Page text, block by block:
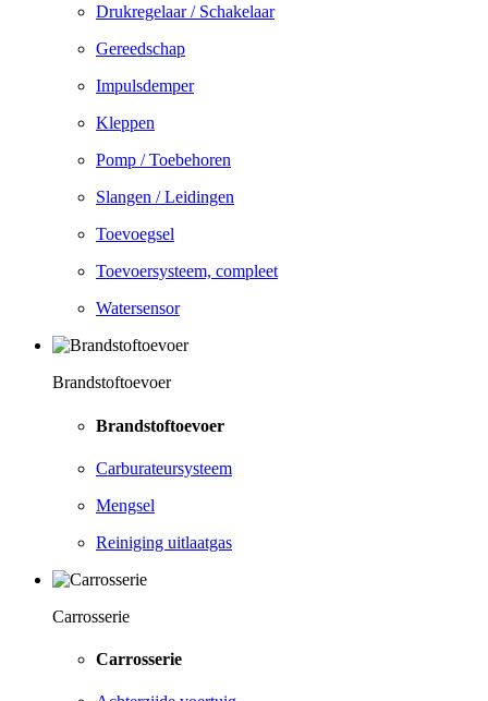
Drukregelaar / Schakelaar
Gereedschap
Impulsdemper
Kleppen
Pomp / Toebehoren
Slangen / Leidingen
Toevoegsel
Toevoersysteem, compleet
Watersensor
Brandstoftoevoer
Brandstoftoevoer
Carburateursysteem
Mengsel
Reiniging uitlaatgas
Carrosserie
Carrosserie